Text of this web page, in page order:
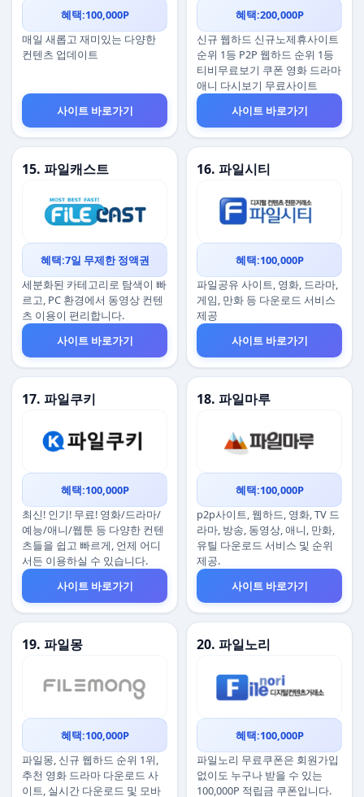
혜택:100,000P
매일 새롭고 재미있는 다양한
컨텐츠 업데이트
사이트 바로가기
혜택:200,000P
신규 웹하드 신규노제휴사이트
순위 1등 P2P 웹하드 순위 1등
티비무료보기 쿠폰 영화 드라마
애니 다시보기 무료사이트
사이트 바로가기
15. 파일캐스트
혜택:7일 무제한 정액권
세분화된 카테고리로 탐색이 빠
르고, PC 환경에서 동영상 컨텐
츠 이용이 편리합니다.
사이트 바로가기
16. 파일시티
혜택:100,000P
파일공유 사이트, 영화, 드라마,
게임, 만화 등 다운로드 서비스
제공
사이트 바로가기
17. 파일쿠키
혜택:100,000P
최신! 인기! 무료! 영화/드라마/
예능/애니/웹툰 등 다양한 컨텐
츠들을 쉽고 빠르게, 언제 어디
서든 이용하실 수 있습니다.
사이트 바로가기
18. 파일마루
혜택:100,000P
p2p사이트, 웹하드, 영화, TV 드
라마, 방송, 동영상, 애니, 만화,
유틸 다운로드 서비스 및 순위
제공.
사이트 바로가기
19. 파일몽
혜택:100,000P
파일몽, 신규 웹하드 순위 1위,
추천 영화 드라마 다운로드 사
이트, 실시간 다운로드 및 모바
20. 파일노리
혜택:100,000P
파일노리 무료쿠폰은 회원가입
없이도 누구나 받을 수 있는
100,000P 적립금 쿠폰입니다.